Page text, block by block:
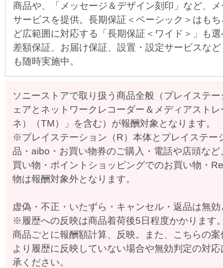
商品や、「メッセージ＆デザイン刻印」など、
サービスを提供。長期保証＜ベーシック＞はも
ど広範囲に対応する「長期保証＜ワイド＞」も
差額保証、お届け保証、設置・設定サービスな
も随時実施中。
ソニーストアで取り扱う商品全般（プレイステ
ェアとネットワークレコーダー＆メディアスト
ネ）（TM）」を含む）が報酬対象となります。
※プレイステーション（R）本体とプレイステー
品・aibo・お買い物券のご購入・電話や店頭な
買い物・ポイントショッピングでのお買い物・
物は報酬対象外となります。
虚偽・不正・いたずら・キャンセル・返品は無
※履歴への反映は商品着荷後5日程度かかります
商品ごとに報酬額計算、反映。また、こちらの
より履歴に反映していない場合や無効判定の対
承ください。